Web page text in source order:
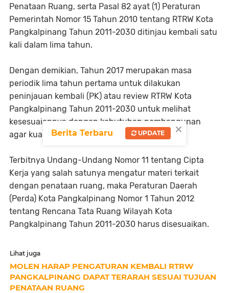
Penataan Ruang, serta Pasal 82 ayat (1) Peraturan
Pemerintah Nomor 15 Tahun 2010 tentang RTRW Kota
Pangkalpinang Tahun 2011-2030 ditinjau kembali satu
kali dalam lima tahun.
Dengan demikian, Tahun 2017 merupakan masa
periodik lima tahun pertama untuk dilakukan
peninjauan kembali (PK) atau review RTRW Kota
Pangkalpinang Tahun 2011-2030 untuk melihat
kesesuaiannya dengan kebutuhan pembangunan
agar kualitas RTRW tetap terjaga.
Terbitnya Undang-Undang Nomor 11 tentang Cipta
Kerja yang salah satunya mengatur materi terkait
dengan penataan ruang, maka Peraturan Daerah
(Perda) Kota Pangkalpinang Nomor 1 Tahun 2012
tentang Rencana Tata Ruang Wilayah Kota
Pangkalpinang Tahun 2011-2030 harus disesuaikan.
Lihat juga
MOLEN HARAP PENGATURAN KEMBALI RTRW
PANGKALPINANG DAPAT TERARAH SESUAI TUJUAN
PENATAAN RUANG
×
Berita Terbaru UPDATE